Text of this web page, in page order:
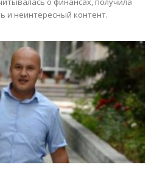
и неинтересный контент.